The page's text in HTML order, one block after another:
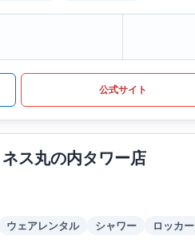
公式サイト
ス丸の内タワー店
ウェアレンタル シャワー
ロッカー